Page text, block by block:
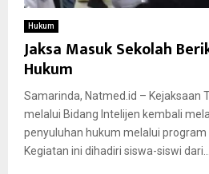
Hukum
Jaksa Masuk Sekolah
Hukum
Samarinda, Natmed.id – Kejaksaan
melalui Bidang Intelijen kembali
penyuluhan hukum melalui program
Kegiatan ini dihadiri siswa-siswi dari...